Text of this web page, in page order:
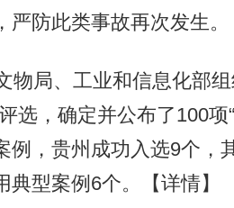
防此类事故再次发生。
局、工业和信息化部
选，确定并公布了100
例，贵州成功入选9个，
型案例6个。
【详情】